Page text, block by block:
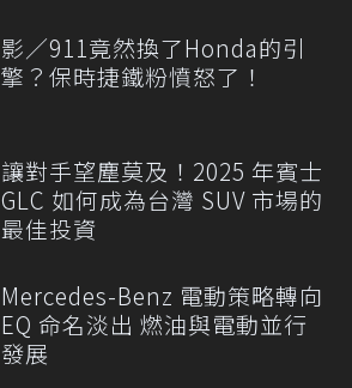
影／911竟然換了Honda的引
擎？保時捷鐵粉憤怒了！
讓對手望塵莫及！2025 年賓士
GLC 如何成為台灣 SUV 市場的
最佳投資
Mercedes-Benz 電動策略轉向
EQ 命名淡出 燃油與電動並行
發展